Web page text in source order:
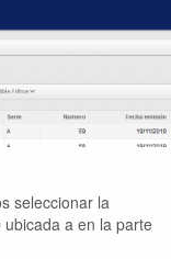
seleccionar la
ubicada a en la parte